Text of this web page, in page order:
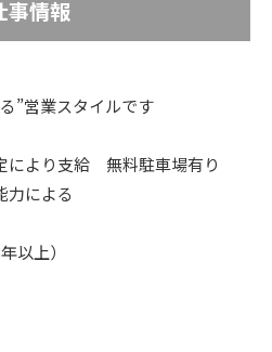
事情報
”営業スタイルです
より支給 無料駐車場有り
による
以上）